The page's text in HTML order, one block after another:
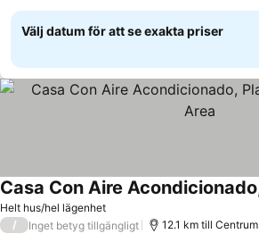
Välj datum för att se exakta priser
Helt hus/hel lägenhet
/ Inget betyg tillgängligt 12.1 km till Centrum